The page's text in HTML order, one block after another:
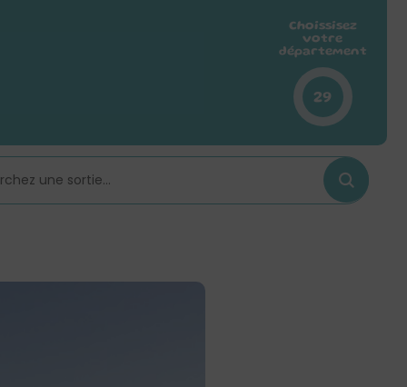
Choissisez
votre
département
29